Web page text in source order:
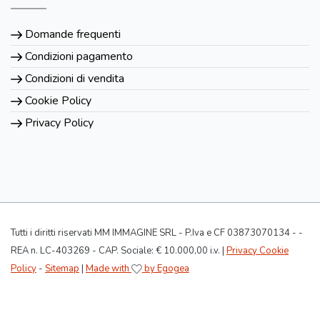
Domande frequenti
Condizioni pagamento
Condizioni di vendita
Cookie Policy
Privacy Policy
Tutti i diritti riservati MM IMMAGINE SRL - P.Iva e CF 03873070134 - -
REA n. LC-403269 - CAP. Sociale: € 10.000,00 i.v. | Privacy Cookie
Policy - Sitemap | Made with by Egogea